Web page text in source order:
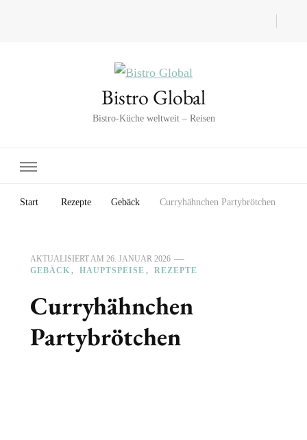
Bistro Global
Bistro-Küche weltweit – Reisen
Start Rezepte Gebäck Curryhähnchen Partybrötchen
AKTUALISIERT AM 26. JANUAR 2026
GEBÄCK
HAUPTSPEISE REZEPTE
Curryhähnchen
Partybrötchen